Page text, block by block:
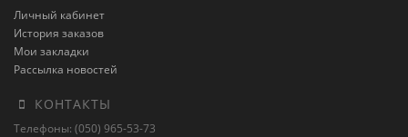
Личный кабинет
История заказов
Мои закладки
Рассылка новостей
КОНТАКТЫ
Телефоны: (050) 965-53-73